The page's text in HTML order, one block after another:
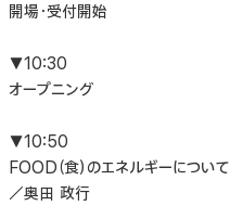
開場・受付開始
▼10:30
オープニング
▼10:50
FOOD（食）のエネルギーについて
／奥田 政行